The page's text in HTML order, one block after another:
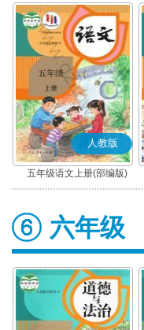
人教版
五年级语文上册(部编版)
六年级